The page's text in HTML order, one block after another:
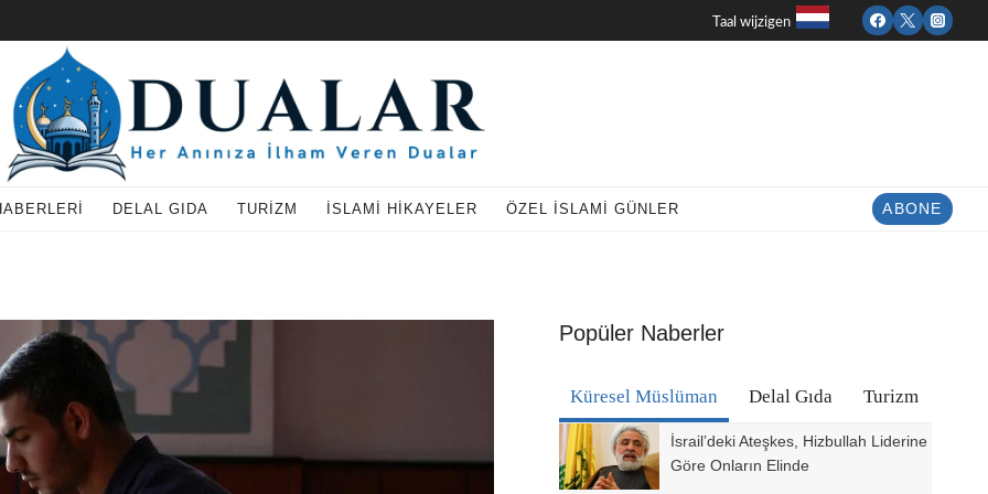
Taal wijzigen
DELAL GIDA TURIZM İSLAMI HIKAYELER ÖZEL İSLAMI GÜNLER ABONE
Popüler Naberler
Küresel Müslüman Delal Gıda Turizm
İsrail’deki Ateşkes, Hizbullah Liderine
Göre Onların Elinde